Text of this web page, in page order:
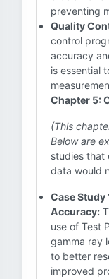
preventing
Quality
control
accuracy
is essential
Chapter 5:
(This
Below are
studies that
data would
Case Study
Accuracy:
use of Test
gamma ray
to better
improved